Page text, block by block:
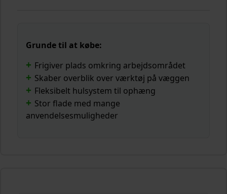
Grunde til at købe:
Frigiver plads omkring arbejdsområdet
Skaber overblik over værktøj på væggen
Fleksibelt hulsystem til ophæng
Stor flade med mange
anvendelsesmuligheder